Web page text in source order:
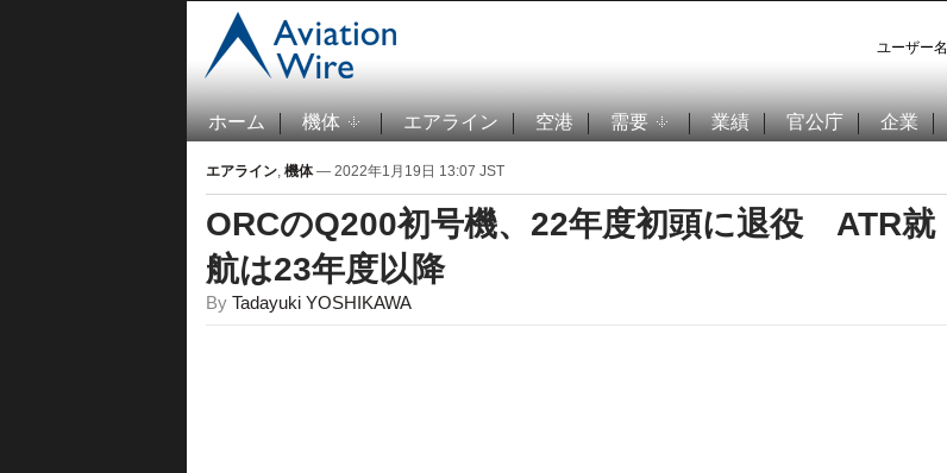
ユーザー名
ホーム 機体 エアライン 空港 需要 業績 官公庁 企業
エアライン, 機体— 2022年1月19日 13:07 JST
ORCのQ200初号機、22年度初頭に退役 ATR就
航は23年度以降
By Tadayuki YOSHIKAWA